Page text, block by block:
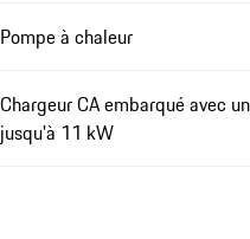
Pompe à chaleur
Chargeur CA embarqué avec
jusqu'à 11 kW